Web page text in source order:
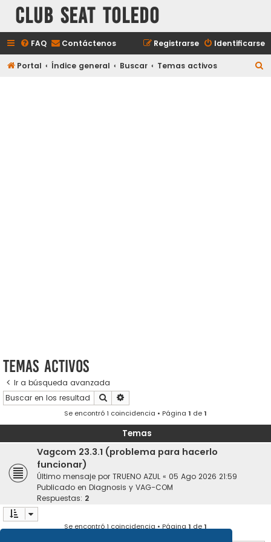
Club Seat Toledo
FAQ Contáctenos Identificarse
Registrarse
Portal Índice general Buscar Temas activos
Temas activos
Ir a búsqueda avanzada
Buscar
Se encontró 1 coincidencia • Página 1 de1
Temas
Vagcom 23.3.1 (problema para hacerlo
funcionar)
Último mensaje por TRUENO AZUL « 05 Ago 2026 21:59
Publicado en Diagnosis y VAG-COM
Respuestas: 2
Se encontró 1 coincidencia • Página1de1